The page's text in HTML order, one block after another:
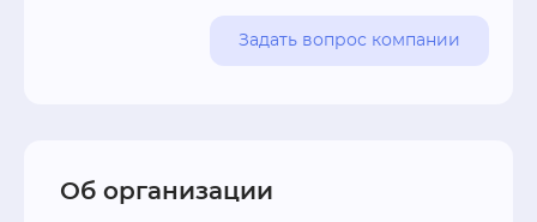
Задать вопрос компании
Об организации